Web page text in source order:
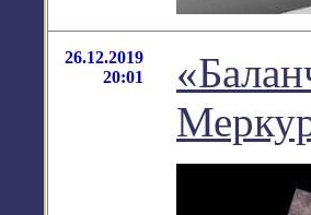
26.12.2019
20:01